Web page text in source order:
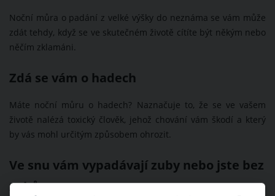
Noční můra o padání z velké výšky do neznáma se vám může
zdát tehdy, když se ve skutečném životě cítíte být někým nebo
něčím zklamáni.
Zdá se vám o hadech
Máte noční můru o hadech? Naznačuje to, že se ve vašem
životě nalézá toxický člověk, jehož chování vám škodí a který
by vás mohl určitým způsobem ohrozit.
Ve snu vám vypadávají zuby nebo jste bez
zubů